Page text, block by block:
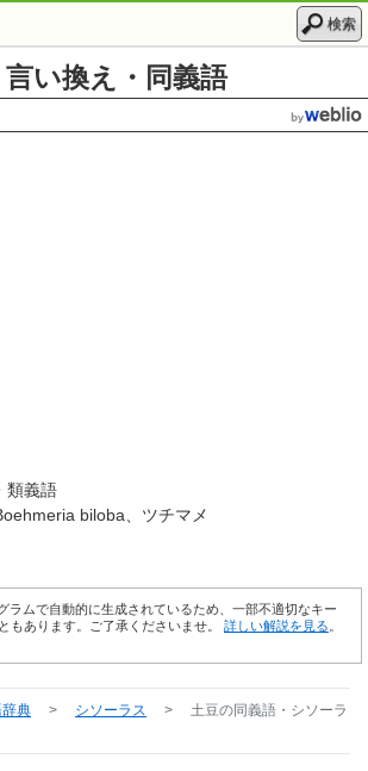
検索
い換え・同義語
類義語
biloba ツチマメ
ラムで自動的に生成されているため、一部不適切なキー
もあります。ご了承くださいませ。 詳しい解説を見る
典 > シソーラス > 土豆の同義語・シソーラ